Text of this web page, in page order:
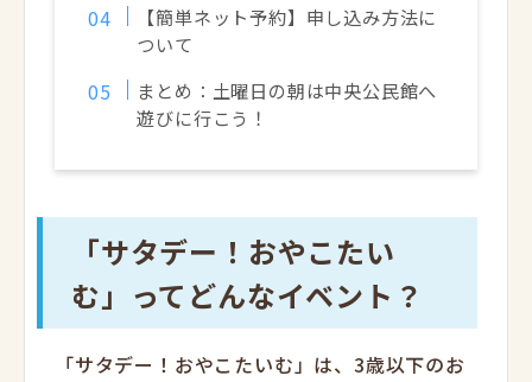
【簡単ネット予約】申し込み方法に
ついて
まとめ：土曜日の朝は中央公民館へ
遊びに行こう！
「サタデー！おやこたい
む」ってどんなイベント？
「サタデー！おやこたいむ」は、3歳以下のお